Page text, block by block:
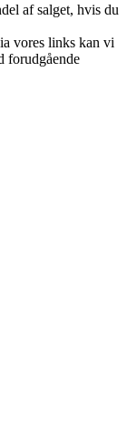
af salget, hvis du
vores links kan vi
forudgående